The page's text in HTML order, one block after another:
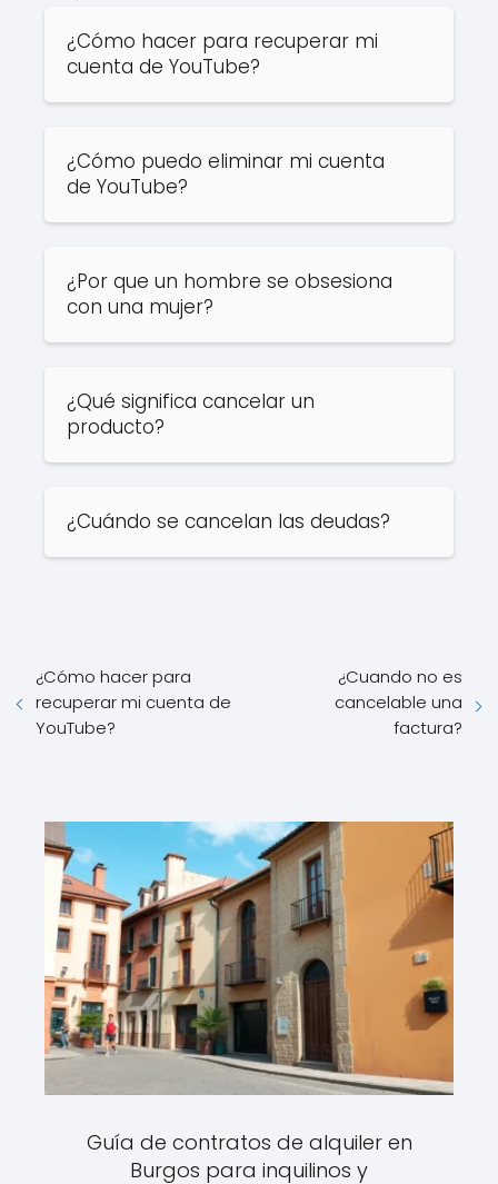
¿Cómo hacer para recuperar mi
cuenta de YouTube?
¿Cómo puedo eliminar mi cuenta
de YouTube?
¿Por que un hombre se obsesiona
con una mujer?
¿Qué significa cancelar un
producto?
¿Cuándo se cancelan las deudas?
¿Cómo hacer para
recuperar mi cuenta de
YouTube?
¿Cuando no es
cancelable una
factura?
Guía de contratos de alquiler en
Burgos para inquilinos y